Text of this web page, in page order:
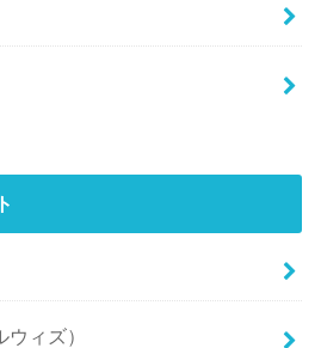
ィズ）